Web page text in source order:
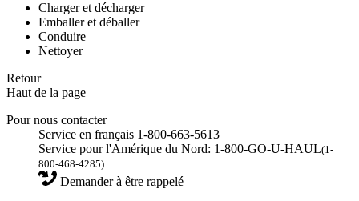
Charger et décharger
Emballer et déballer
Conduire
Nettoyer
Retour
Haut de la page
Pour nous contacter
Service en français 1-800-663-5613
Service pour l'Amérique du Nord: 1-800-GO-U-HAUL(1-
800-468-4285)
Demander à être rappelé